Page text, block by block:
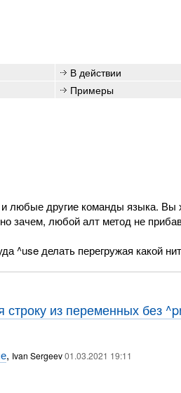
В действии
Примеры
любые другие команды языка. Вы
зачем, любой алт метод не
^use делать перегружая какой
из переменных без
, Ivan Sergeev01.03.2021 19:11